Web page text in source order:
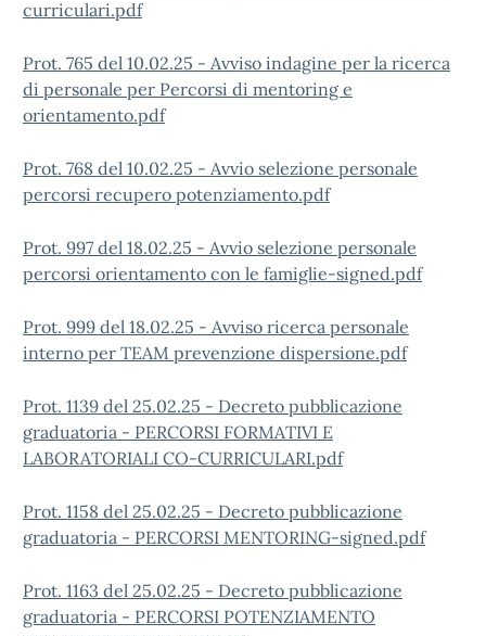
curriculari.pdf
Prot. 765 del 10.02.25 - Avviso indagine per la ricerca
di personale per Percorsi di mentoring e
orientamento.pdf
Prot. 768 del 10.02.25 - Avvio selezione personale
percorsi recupero potenziamento.pdf
Prot. 997 del 18.02.25 - Avvio selezione personale
percorsi orientamento con le famiglie-signed.pdf
Prot. 999 del 18.02.25 - Avviso ricerca personale
interno per TEAM prevenzione dispersione.pdf
Prot. 1139 del 25.02.25 - Decreto pubblicazione
graduatoria - PERCORSI FORMATIVI E
LABORATORIALI CO-CURRICULARI.pdf
Prot. 1158 del 25.02.25 - Decreto pubblicazione
graduatoria - PERCORSI MENTORING-signed.pdf
Prot. 1163 del 25.02.25 - Decreto pubblicazione
graduatoria - PERCORSI POTENZIAMENTO